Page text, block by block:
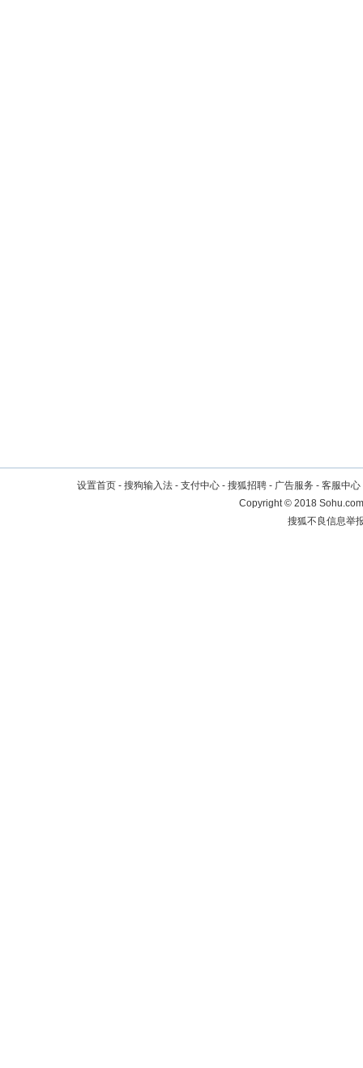
设置首页 - 搜狗输入法 - 支付中心 - 搜狐招聘 - 广告服务 - 客服中心
Copyright©2018
搜狐不良信息举